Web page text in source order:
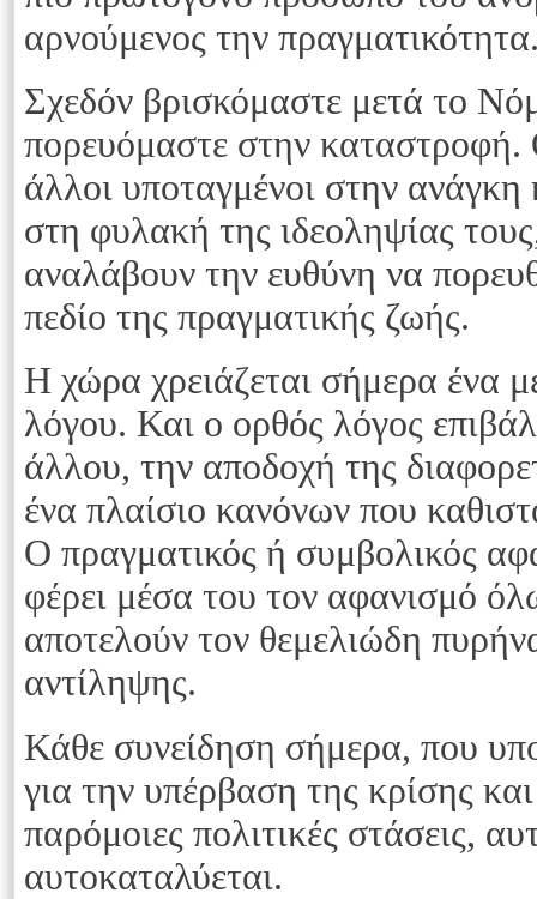
αρνούμενος την
Σχεδόν βρισκόμαστε μετά το
πορευόμαστε στην καταστροφή.
άλλοι υποταγμένοι στην ανάγκη
στη φυλακή της ιδεοληψίας
αναλάβουν την ευθύνη να
πεδίο της πραγματικής ζωής.
Η χώρα χρειάζεται σήμερα ένα
λόγου. Και ο ορθός λόγος
άλλου, την αποδοχή της
ένα πλαίσιο κανόνων που
Ο πραγματικός ή συμβολικός
φέρει μέσα του τον αφανισμό
αποτελούν τον θεμελιώδη
αντίληψης.
Κάθε συνείδηση σήμερα, που
για την υπέρβαση της κρίσης
παρόμοιες πολιτικές στάσεις,
αυτοκαταλύεται.